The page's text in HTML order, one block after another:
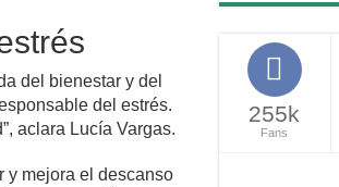
del bienestar y del
del estrés.
aclara Lucía Vargas.
y mejora el descanso
255k
Fans